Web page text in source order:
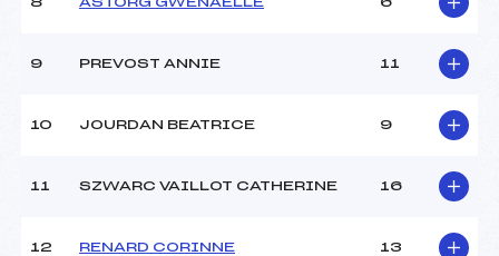
Ouvreurs C :
BEAU
11h00
8 ASTORG GWENAELLE 6
9 PREVOST ANNIE 11
10 JOURDAN BEATRICE 9
11 SZWARC VAILLOT CATHERINE 16
12 RENARD CORINNE 13